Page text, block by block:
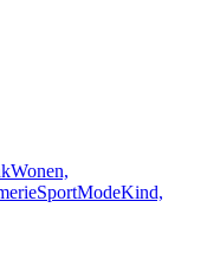
Wonen,
SportModeKind,